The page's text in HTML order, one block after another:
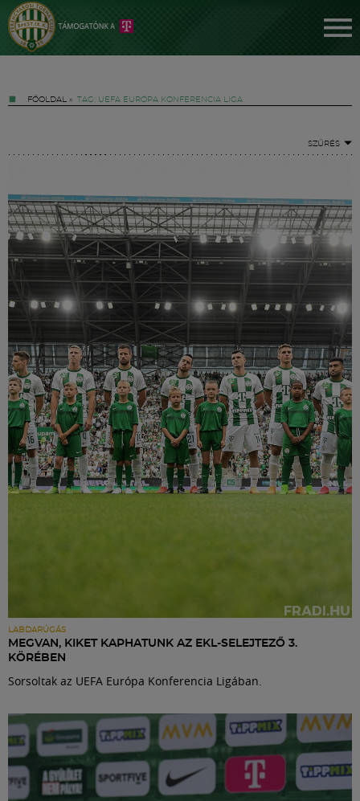
FŐOLDAL » TAG: UEFA EURÓPA KONFERENCIA LIGA
SZŰRÉS
LABDARÚGÁS
MEGVAN, KIKET KAPHATUNK AZ EKL-SELEJTEZŐ 3.
KÖRÉBEN
Sorsoltak az UEFA Európa Konferencia Ligában.
Jegyek
FM YouTube +
Hírek
Labdarúgás
Szakosztályok
Meccscenter
Shop
Múzeum
English